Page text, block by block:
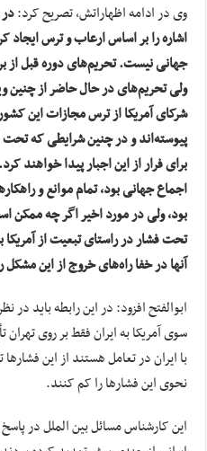
وی در ادامه اظهاراتش، تصریح کرد:
اشاره را بر اساس ارعاب و ترس ایجاد
جهانی نیست. تحریم‌های دوره قبل از
ولی تحریم‌های در حال حاضر از چنین
شرکای آمریکا از ترس مجازات این
پیوسته‌اند و در چنین شرایطی که تحت
برای فرار از این اجبار پیدا خواهند
اجماع جهانی بود، تمام موانع و
بود، ولی در مورد اخیر اگر چه
تحت فشار در راستای تبعیت از آمریکا
آنها در خفا راه‌های خروج از این مشکل
ابوالفتح افزود: در این رابطه باید
سوی آمریکا به ایران فقط بر روی
با ایران در تعامل هستند از این
نحوی این فشارها را کم کنند.
این کارشناس مسائل بین الملل در